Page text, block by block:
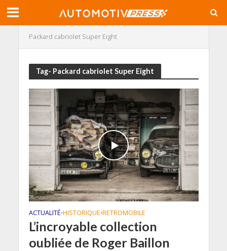
Packard cabriolet Super Eight
Tag- Packard cabriolet Super Eight
ACTUALITÉ•HISTORIQUE•RETROMOBILE
L’incroyable collection
oubliée de Roger Baillon